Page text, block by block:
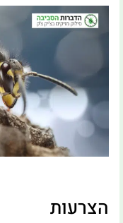
הצרעות